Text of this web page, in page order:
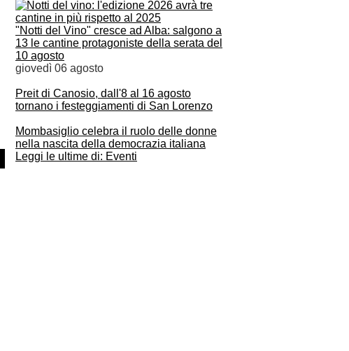
"Notti del Vino" cresce ad Alba: salgono a
13 le cantine protagoniste della serata del
10 agosto
giovedì 06 agosto
Preit di Canosio, dall'8 al 16 agosto
tornano i festeggiamenti di San Lorenzo
Mombasiglio celebra il ruolo delle donne
nella nascita della democrazia italiana
Leggi le ultime di: Eventi